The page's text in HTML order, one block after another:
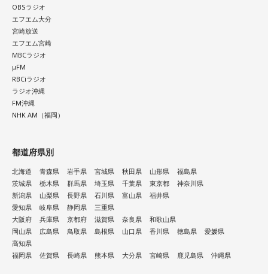
OBSラジオ
エフエム大分
宮崎放送
エフエム宮崎
MBCラジオ
μFM
RBCiラジオ
ラジオ沖縄
FM沖縄
NHK AM（福岡）
都道府県別
北海道 青森県 岩手県 宮城県 秋田県 山形県
福島県
茨城県
栃木県 群馬県 埼玉県 千葉県 東京都
神奈川県
新潟県
山梨県 長野県 石川県 富山県
福井県
愛知県
岐阜県 静岡県
三重県
大阪府
兵庫県 京都府 滋賀県 奈良県
和歌山県
岡山県
広島県 鳥取県 島根県 山口県 香川県 徳島県
愛媛県
高知県
福岡県
佐賀県 長崎県 熊本県 大分県 宮崎県 鹿児島県 沖縄県